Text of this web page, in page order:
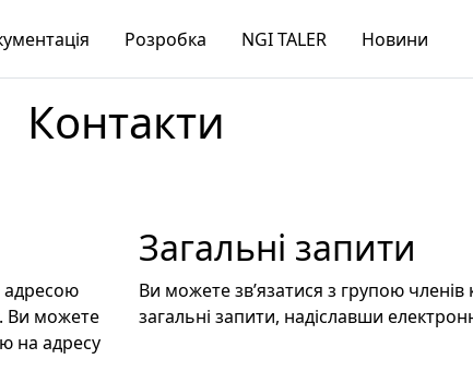
Розробка NGI TALER Новини
Контакти
адресою
. Ви можете
на адресу
Загальні запити
Ви можете зв’язатися з групою
загальні запити, надіславши